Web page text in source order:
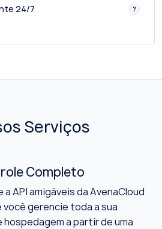
24/7
Serviços
Completo
API amigáveis da AvenaCloud
gerencie toda a sua
a partir de uma